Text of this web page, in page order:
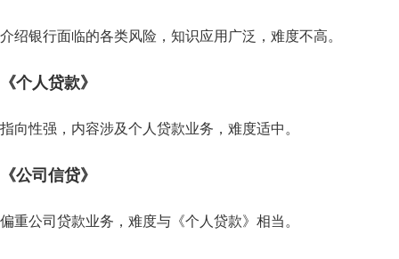
介绍银行面临的各类风险，知识应用广泛，难度不高。
《个人贷款》
指向性强，内容涉及个人贷款业务，难度适中。
《公司信贷》
偏重公司贷款业务，难度与《个人贷款》相当。